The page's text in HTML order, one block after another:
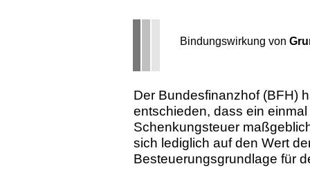
Bindungswirkung von
Der Bundesfinanzhof (BFH)
entschieden, dass ein
Schenkungsteuer
sich lediglich auf den Wert
Besteuerungsgrundlage für